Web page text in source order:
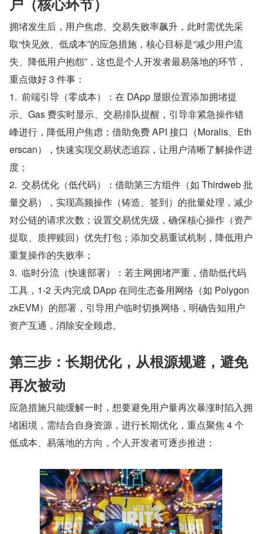
拥堵发生后，用户焦虑、交易失败率飙升，此时需优先采
取“快见效、低成本”的应急措施，核心目标是“减少用户流
失、降低用户抱怨”，这也是个人开发者最易落地的环节，
重点做好 3 件事：
1.  前端引导（零成本）：在 DApp 显眼位置添加拥堵提
示、Gas 费实时显示、交易排队提醒，引导非紧急操作错
峰进行，降低用户焦虑；借助免费 API 接口（Moralis、Eth
erscan），快速实现交易状态追踪，让用户清晰了解操作进
度；
2.  交易优化（低代码）：借助第三方组件（如 Thirdweb 批
量交易），实现高频操作（铸造、签到）的批量处理，减少
对公链的请求次数；设置交易优先级，确保核心操作（资产
提取、质押赎回）优先打包；添加交易重试机制，降低用户
重复操作的失败率；
3.  临时分流（快速部署）：若主网拥堵严重，借助低代码
工具，1-2 天内完成 DApp 在同生态备用网络（如 Polygon
zkEVM）的部署，引导用户临时切换网络，明确告知用户
资产互通，消除安全顾虑。
第三步：长期优化，从根源规避，避免
再次被动
应急措施只能缓解一时，想要避免用户量再次暴涨时陷入拥
堵困境，需结合自身资源，进行长期优化，重点聚焦 4 个
低成本、易落地的方向，个人开发者可逐步推进：